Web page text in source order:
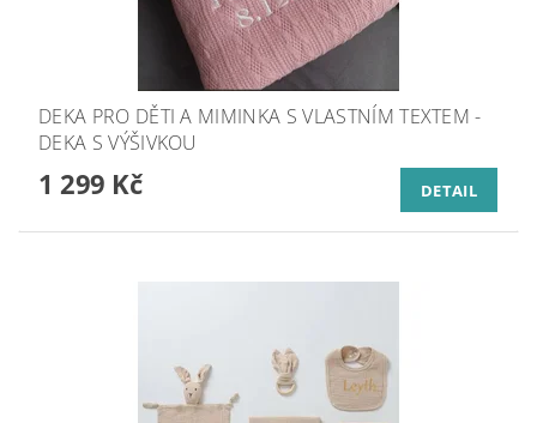
DEKA PRO DĚTI A MIMINKA S VLASTNÍM TEXTEM -
DEKA S VÝŠIVKOU
1 299 Kč DETAIL